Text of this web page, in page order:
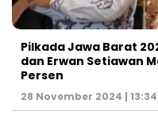
Pilkada Jawa Barat
dan Erwan Setiawan
Persen
28 November 2024 | 13:34